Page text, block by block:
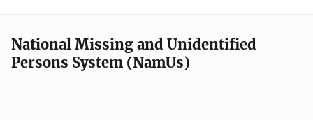
National Missing and Unidentified
Persons System (NamUs)